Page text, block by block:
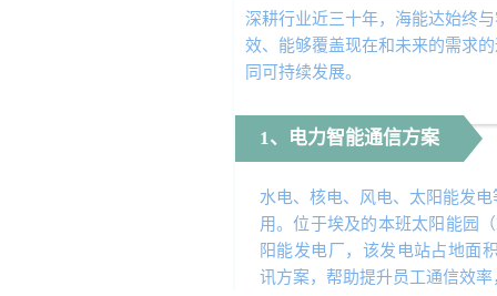
深耕行业近三十年，海能达始终
效、能够覆盖现在和未来的需求
同可持续发展。
1、电力智能通信方案
水电、核电、风电、太阳能发
用。位于埃及的本班太阳能园
阳能发电厂，该发电站占地面
讯方案，帮助提升员工通信效